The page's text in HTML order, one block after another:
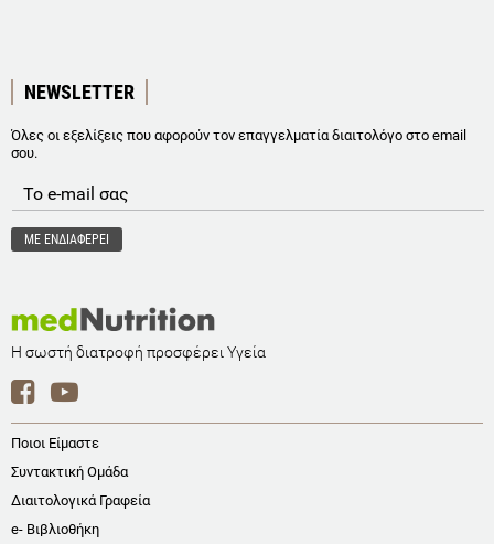
NEWSLETTER
Όλες οι εξελίξεις που αφορούν τον επαγγελματία διαιτολόγο στο email
σου.
Η σωστή διατροφή προσφέρει Υγεία
Ποιοι Είμαστε
Συντακτική Ομάδα
Διαιτολογικά Γραφεία
e- Βιβλιοθήκη